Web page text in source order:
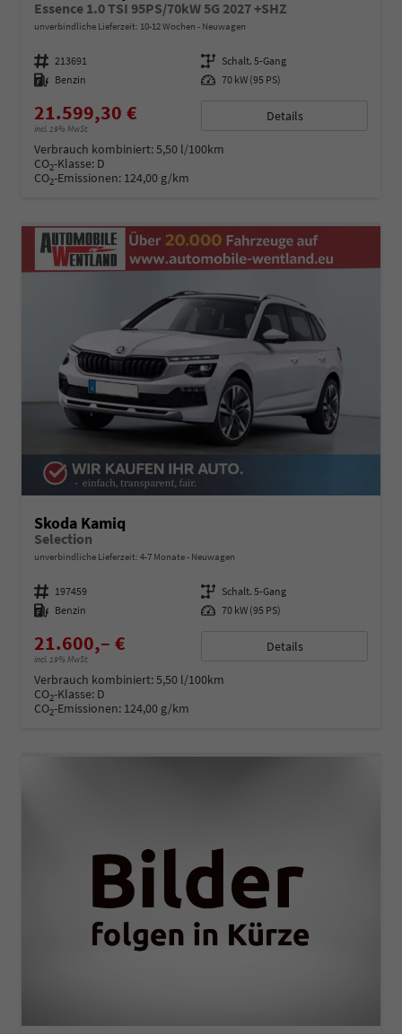
Essence 1.0 TSI 95PS/70kW 5G 2027 +SHZ
unverbindliche Lieferzeit: 10-12 Wochen Neuwagen
Fahrzeugnummer 213691 Getriebe Schalt. 5-Gang
Kraftstoff Benzin Leistung 70 kW (95 PS)
21.599,30 €
incl. 19% MwSt.
Details
Verbrauch kombiniert:5,50 l/100km
CO2-Klasse: D
CO2-Emissionen: 124,00 g/km
Skoda Kamiq
Selection
unverbindliche Lieferzeit: 4-7 Monate Neuwagen
Fahrzeugnummer 197459 Getriebe Schalt. 5-Gang
Kraftstoff Benzin Leistung 70 kW (95 PS)
21.600,– €
incl. 19% MwSt.
Details
Verbrauch kombiniert:5,50 l/100km
CO2-Klasse: D
CO2-Emissionen: 124,00 g/km